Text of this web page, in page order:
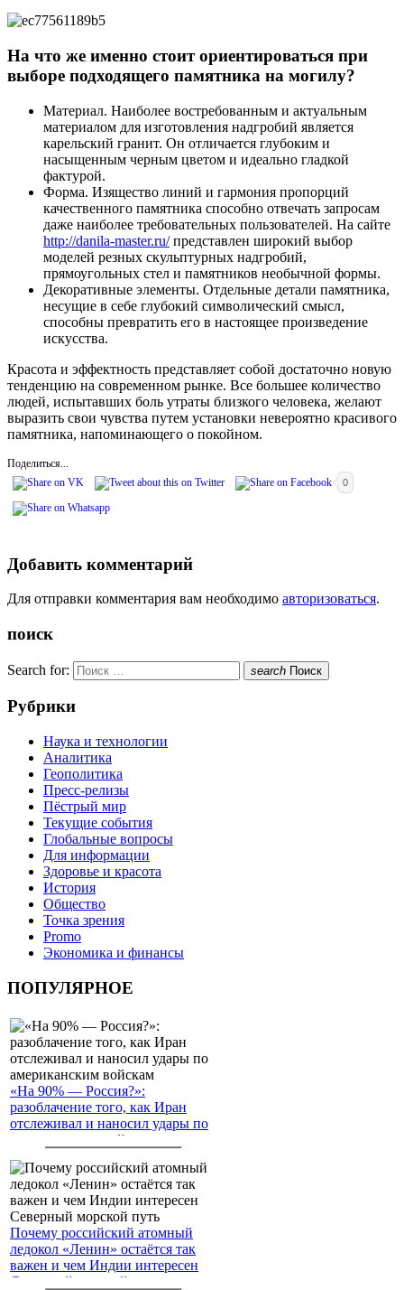
На что же именно стоит ориентироваться при
выборе подходящего памятника на могилу?
Материал. Наиболее востребованным и актуальным
материалом для изготовления надгробий является
карельский гранит. Он отличается глубоким и
насыщенным черным цветом и идеально гладкой
фактурой.
Форма. Изящество линий и гармония пропорций
качественного памятника способно отвечать запросам
даже наиболее требовательных пользователей. На сайте
http://danila-master.ru/представлен широкий выбор
моделей резных скульптурных надгробий,
прямоугольных стел и памятников необычной формы.
Декоративные элементы. Отдельные детали памятника,
несущие в себе глубокий символический смысл,
способны превратить его в настоящее произведение
искусства.
Красота и эффектность представляет собой достаточно новую
тенденцию на современном рынке. Все большее количество
людей, испытавших боль утраты близкого человека, желают
выразить свои чувства путем установки невероятно красивого
памятника, напоминающего о покойном.
Поделиться...
0
Добавить комментарий
Для отправки комментария вам необходимо авторизоваться.
поиск
Search for: search Поиск
Рубрики
Наука и технологии
Аналитика
Геополитика
Пресс-релизы
Пёстрый мир
Текущие события
Глобальные вопросы
Для информации
Здоровье и красота
История
Общество
Точка зрения
Promo
Экономика и финансы
ПОПУЛЯРНОЕ
«На 90% — Россия?»:
разоблачение того, как Иран
отслеживал и наносил удары по
американским войскам
Почему российский атомный
ледокол «Ленин» остаётся так
важен и чем Индии интересен
Северный морской путь